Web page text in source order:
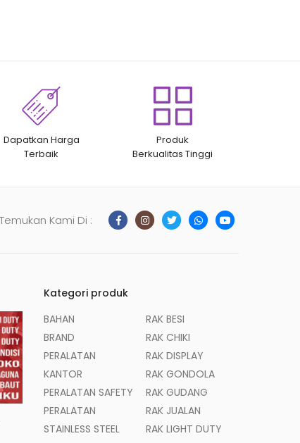
Dapatkan Harga
Terbaik
Produk
Berkualitas Tinggi
Temukan Kami Di :
Kategori produk
BAHAN
BRAND
PERALATAN
KANTOR
PERALATAN SAFETY
PERALATAN
STAINLESS STEEL
RAK BESI
RAK CHIKI
RAK DISPLAY
RAK GONDOLA
RAK GUDANG
RAK JUALAN
RAK LIGHT DUTY